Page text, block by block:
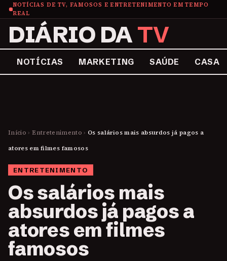
NOTÍCIAS DE TV, FAMOSOS E ENTRETENIMENTO EM TEMPO
REAL
DIÁRIO DATV
NOTÍCIAS MARKETING SAÚDE CASA
Início › Entretenimento › Os salários mais absurdos já pagos a
atores em filmes famosos
ENTRETENIMENTO
Os salários mais
absurdos já pagos a
atores em filmes
famosos